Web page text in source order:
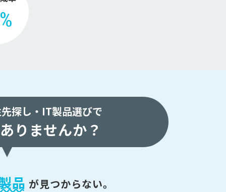
探し・ IT製品選びで
りませんか？
品 が見つからない。